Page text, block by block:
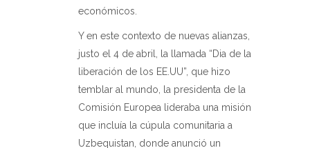
económicos.
Y en este contexto de nuevas alianzas,
justo el 4 de abril, la llamada “Dia de la
liberación de los EE.UU”, que hizo
temblar al mundo, la presidenta de la
Comisión Europea lideraba una misión
que incluía la cúpula comunitaria a
Uzbequistan, donde anunció un